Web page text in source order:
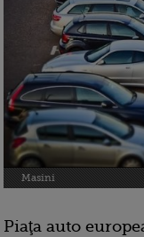
Masini
Piaţa auto